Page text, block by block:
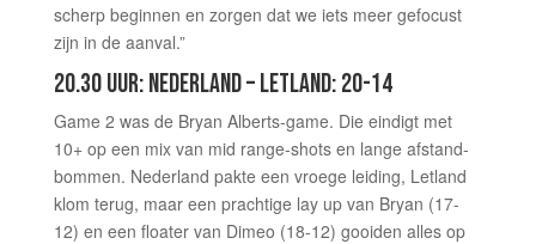
scherp beginnen en zorgen dat we iets meer gefocust
zijn in de aanval.”
20.30 UUR: NEDERLAND – LETLAND: 20-14
Game 2 was de Bryan Alberts-game. Die eindigt met
10+ op een mix van mid range-shots en lange afstand-
bommen. Nederland pakte een vroege leiding, Letland
klom terug, maar een prachtige lay up van Bryan (17-
12) en een floater van Dimeo (18-12) gooiden alles op